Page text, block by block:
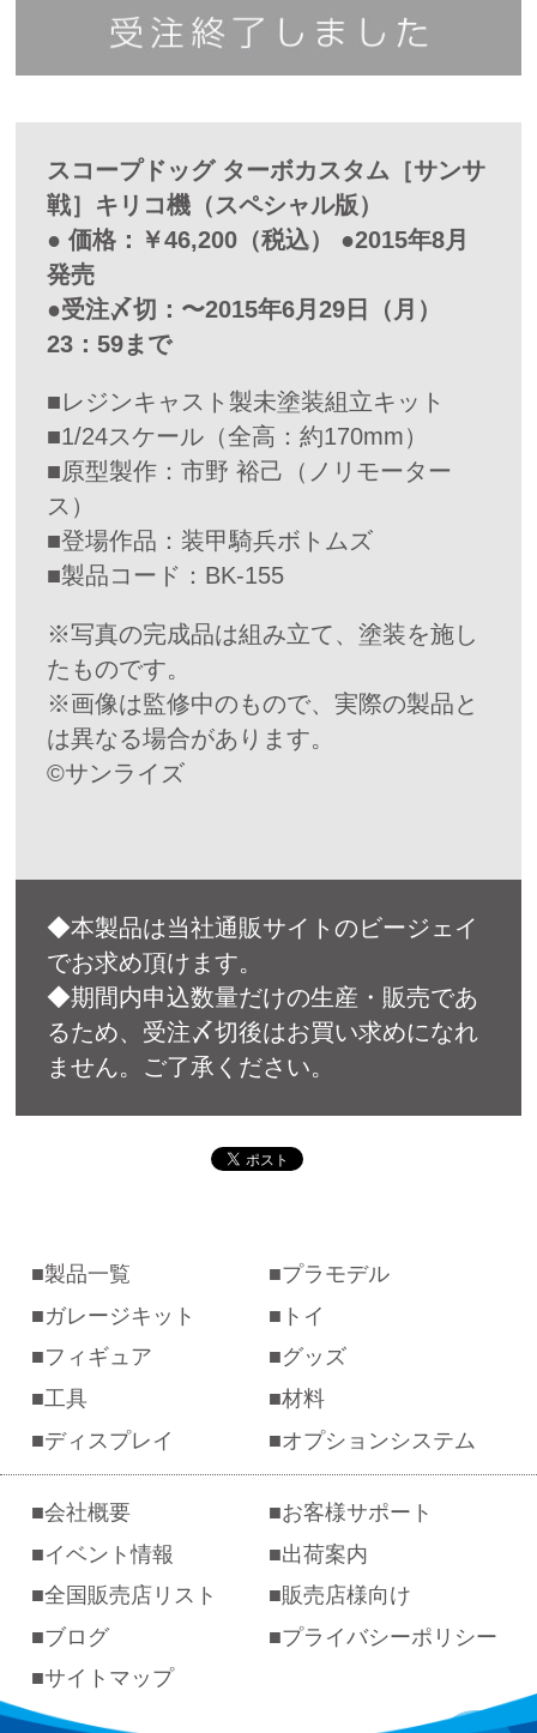
スコープドッグ ターボカスタム［サンサ
戦］キリコ機（スペシャル版）
● 価格：￥46,200（税込） ●2015年8月
発売
●受注〆切：〜2015年6月29日（月）
23：59まで
■レジンキャスト製未塗装組立キット
■1/24スケール（全高：約170mm）
■原型製作：市野 裕己（ノリモーター
ス）
■登場作品：装甲騎兵ボトムズ
■製品コード：BK-155
※写真の完成品は組み立て、塗装を施し
たものです。
※画像は監修中のもので、実際の製品と
は異なる場合があります。
©サンライズ
◆本製品は当社通販サイトのビージェイ
でお求め頂けます。
◆期間内申込数量だけの生産・販売であ
るため、受注〆切後はお買い求めになれ
ません。ご了承ください。
製品一覧
プラモデル
ガレージキット
トイ
フィギュア
グッズ
工具
材料
ディスプレイ
オプションシステム
会社概要
お客様サポート
イベント情報
出荷案内
全国販売店リスト
販売店様向け
ブログ
プライバシーポリシー
サイトマップ